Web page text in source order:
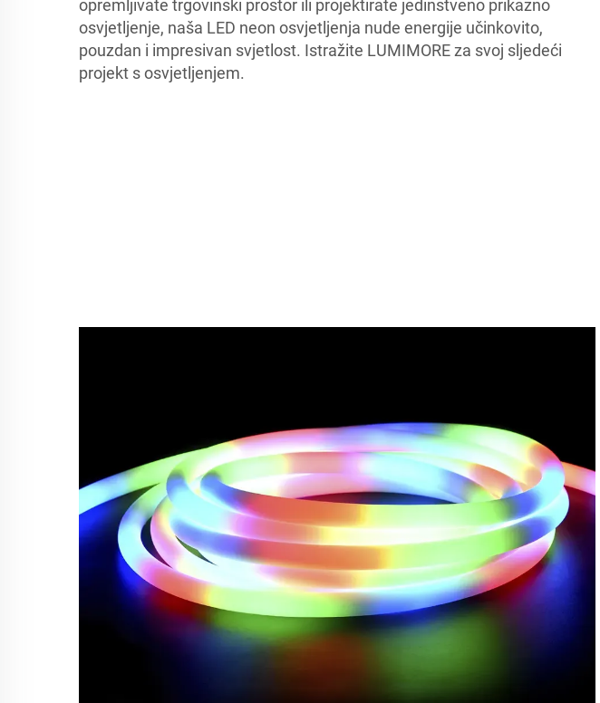
opremljivate trgovinski prostor ili projektirate jedinstveno prikazno
osvjetljenje, naša LED neon osvjetljenja nude energije učinkovito,
pouzdan i impresivan svjetlost. Istražite LUMIMORE za svoj sljedeći
projekt s osvjetljenjem.